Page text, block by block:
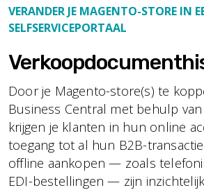
VERANDER JE MAGENTO-STORE IN
SELFSERVICEPORTAAL
Door je Magento-store(s) te
Business Central met behulp
krijgen je klanten in hun online
toegang tot al hun B2B-
offline aankopen — zoals
EDI-bestellingen — zijn